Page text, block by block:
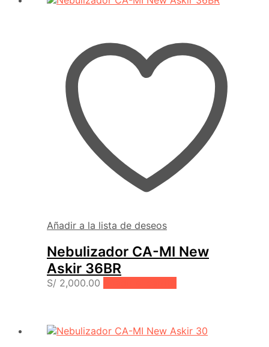
Añadir a la lista de deseos
Nebulizador CA-MI New
Askir 36BR
S/ 2,000.00